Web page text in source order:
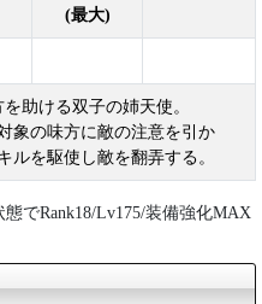
(最大)
助ける双子の姉天使。
象の味方に敵の注意を引か
ルを駆使し敵を翻弄する。
でRank18/Lv175/装備強化MAX